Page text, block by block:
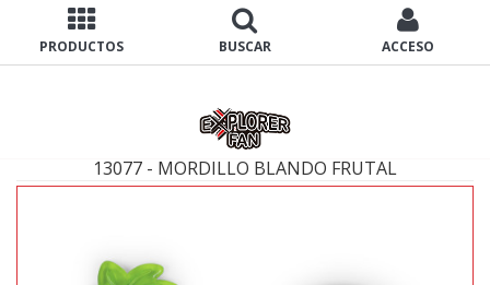
PRODUCTOS BUSCAR ACCESO
13077 - MORDILLO BLANDO FRUTAL